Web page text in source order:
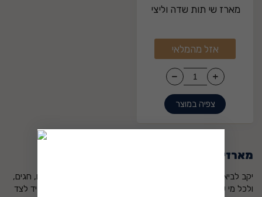
מארז שי תות שדה וליצי
מחיר
מועדון
142
אזל מהמלאי
צפיה במוצר
מארזי מתנה מבית יקב לביא
יקב לביא מציע מארזי ליקרים ייחודיים – מתנה מושלמת לאירועים, חגים,
ולכל מי שרוצים לפנק. כל מארז משלב ליקרים איכותיים בעבודת יד לצד